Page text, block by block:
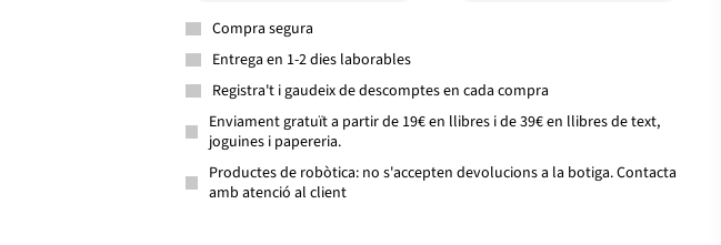
Compra segura
Entrega en 1-2 dies laborables
Registra't i gaudeix de descomptes en cada compra
Enviament gratuït a partir de 19€ en llibres i de 39€ en llibres de text,
joguines i papereria.
Productes de robòtica: no s'accepten devolucions a la botiga. Contacta
amb atenció al client